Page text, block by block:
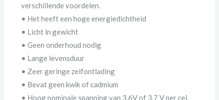
verschillende voordelen.
• Het heeft een hoge energiedichtheid
• Licht in gewicht
• Geen onderhoud nodig
• Lange levensduur
• Zeer geringe zelfontlading
• Bevat geen kwik of cadmium
• Hoog nominale spanning van 3.6V of 3.7 V per cel.